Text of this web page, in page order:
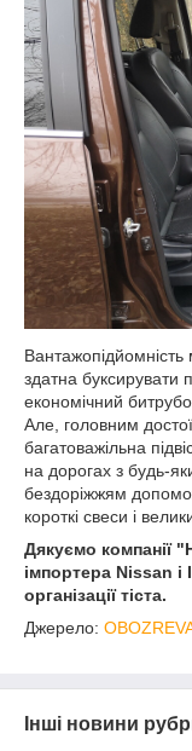
здатна буксирувати
економічний
Але, головним
багатоважільна
на дорогах з будь-
бездоріжжям
короткі свеси і
Дякуємо компанії
імпортера Nissan і
організації тіста.
Джерело:
Інші новини